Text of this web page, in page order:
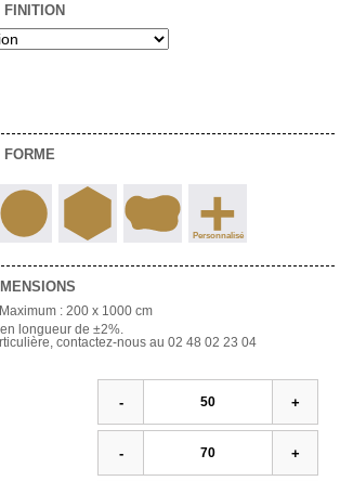
FORME
+
Personnalisé
: 200 x 1000 cm
longueur de ±2%.
contactez-nous au 02 48 02 23 04
- +
- +